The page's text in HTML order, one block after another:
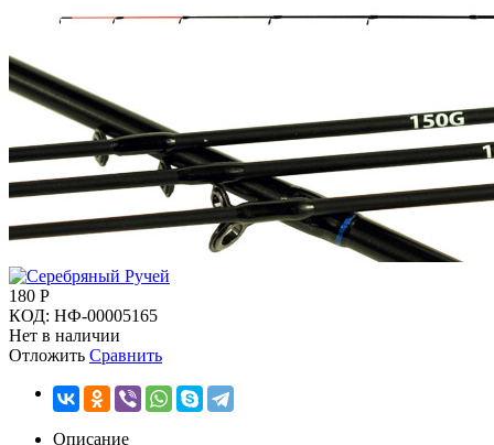
180 Р
КОД: НФ-00005165
Нет в наличии
Отложить Сравнить
Описание